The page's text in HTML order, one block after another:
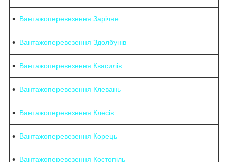
Вантажоперевезення Зарічне
Вантажоперевезення Здолбунів
Вантажоперевезення Квасилів
Вантажоперевезення Клевань
Вантажоперевезення Клесів
Вантажоперевезення Корець
Вантажоперевезення Костопіль